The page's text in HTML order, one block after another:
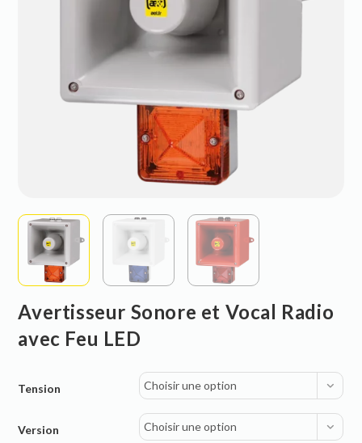
Avertisseur Sonore et Vocal Radio
avec Feu LED
Tension Choisir une option
Version Choisir une option